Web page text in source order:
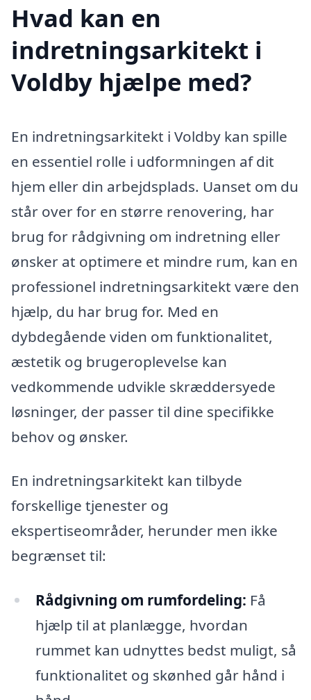
Hvad kan en
indretningsarkitekt i
Voldby hjælpe med?
En indretningsarkitekt i Voldby kan spille
en essentiel rolle i udformningen af dit
hjem eller din arbejdsplads. Uanset om du
står over for en større renovering, har
brug for rådgivning om indretning eller
ønsker at optimere et mindre rum, kan en
professionel indretningsarkitekt være den
hjælp, du har brug for. Med en
dybdegående viden om funktionalitet,
æstetik og brugeroplevelse kan
vedkommende udvikle skræddersyede
løsninger, der passer til dine specifikke
behov og ønsker.
En indretningsarkitekt kan tilbyde
forskellige tjenester og
ekspertiseområder, herunder men ikke
begrænset til:
Rådgivning om rumfordeling: Få
hjælp til at planlægge, hvordan
rummet kan udnyttes bedst muligt, så
funktionalitet og skønhed går hånd i